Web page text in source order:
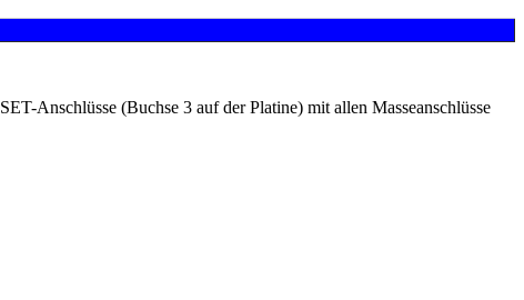
Anschlüsse (Buchse 3 auf der Platine) mit allen Masseanschlüsse